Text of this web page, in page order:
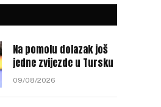
Na pomolu dolazak još
jedne zvijezde u Tursku
09/08/2026